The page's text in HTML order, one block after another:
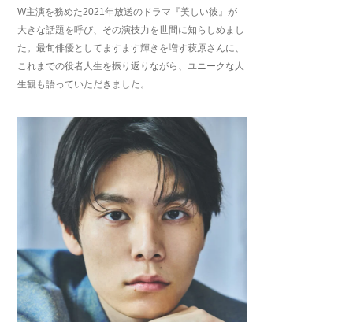
W主演を務めた2021年放送のドラマ『美しい彼』が
大きな話題を呼び、その演技力を世間に知らしめまし
た。最旬俳優としてますます輝きを増す萩原さんに、
これまでの役者人生を振り返りながら、ユニークな人
生観も語っていただきました。